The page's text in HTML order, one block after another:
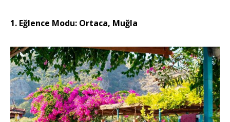
1. Eğlence Modu: Ortaca, Muğla